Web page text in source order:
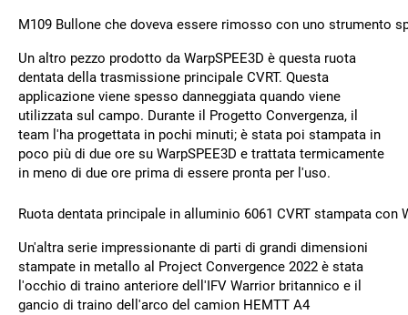
M109 Bullone che doveva essere rimosso con uno strumento
Un altro pezzo prodotto da WarpSPEE3D è questa ruota
dentata della trasmissione principale CVRT. Questa
applicazione viene spesso danneggiata quando viene
utilizzata sul campo. Durante il Progetto Convergenza, il
team l'ha progettata in pochi minuti; è stata poi stampata in
poco più di due ore su WarpSPEE3D e trattata termicamente
in meno di due ore prima di essere pronta per l'uso.
Ruota dentata principale in alluminio 6061 CVRT stampata con
Un'altra serie impressionante di parti di grandi dimensioni
stampate in metallo al Project Convergence 2022 è stata
l'occhio di traino anteriore dell'IFV Warrior britannico e il
gancio di traino dell'arco del camion HEMTT A4